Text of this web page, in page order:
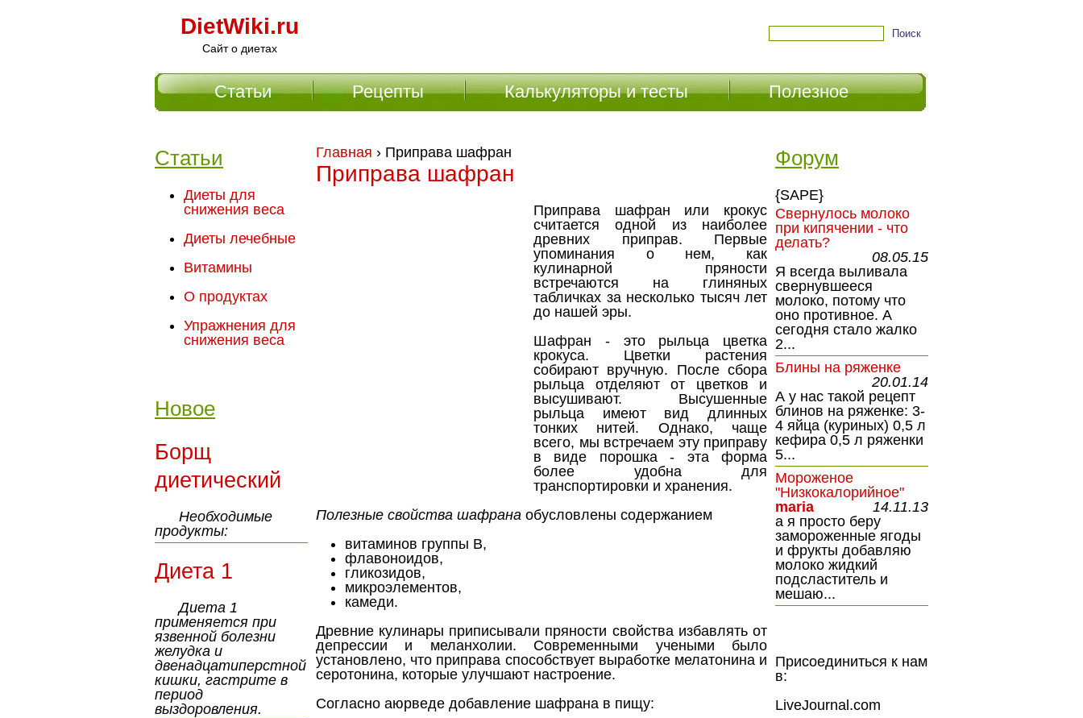
DietWiki.ru
Сайт о диетах
Главная › Приправа шафран
Приправа шафран
Приправа шафран или крокус
считается одной из наиболее
древних приправ. Первые
упоминания о нем, как
кулинарной пряности
встречаются на глиняных
табличках за несколько тысяч лет
до нашей эры.
Шафран - это рыльца цветка
крокуса. Цветки растения
собирают вручную. После сбора
рыльца отделяют от цветков и
высушивают. Высушенные
рыльца имеют вид длинных
тонких нитей. Однако, чаще
всего, мы встречаем эту приправу
в виде порошка - эта форма
более удобна для
транспортировки и хранения.
Полезные свойства шафрана обусловлены содержанием
витаминов группы В,
флавоноидов,
гликозидов,
микроэлементов,
камеди.
Древние кулинары приписывали пряности свойства избавлять от
депрессии и меланхолии. Современными учеными было
установлено, что приправа способствует выработке мелатонина и
серотонина, которые улучшают настроение.
Согласно аюрведе добавление шафрана в пищу:
Главное меню
Статьи Рецепты Калькуляторы и тесты Полезное
Статьи
Диеты для
снижения веса
Диеты лечебные
Витамины
О продуктах
Упражнения для
снижения веса
Новое
Борщ
диетический
Необходимые
продукты:
Диета 1
Диета 1
применяется при
язвенной болезни
желудка и
двенадцатиперстной
кишки, гастрите в
период
выздоровления.
Форум
{SAPE}
Свернулось молоко
при кипячении - что
делать?
08.05.15
Я всегда выливала
свернувшееся
молоко, потому что
оно противное. А
сегодня стало жалко
2...
Блины на ряженке
20.01.14
А у нас такой рецепт
блинов на ряженке: 3-
4 яйца (куриных) 0,5 л
кефира 0,5 л ряженки
5...
Мороженое
"Низкокалорийное"
maria
14.11.13
а я просто беру
замороженные ягоды
и фрукты добавляю
молоко жидкий
подсластитель и
мешаю...
Присоединиться к нам
в:
LiveJournal.com